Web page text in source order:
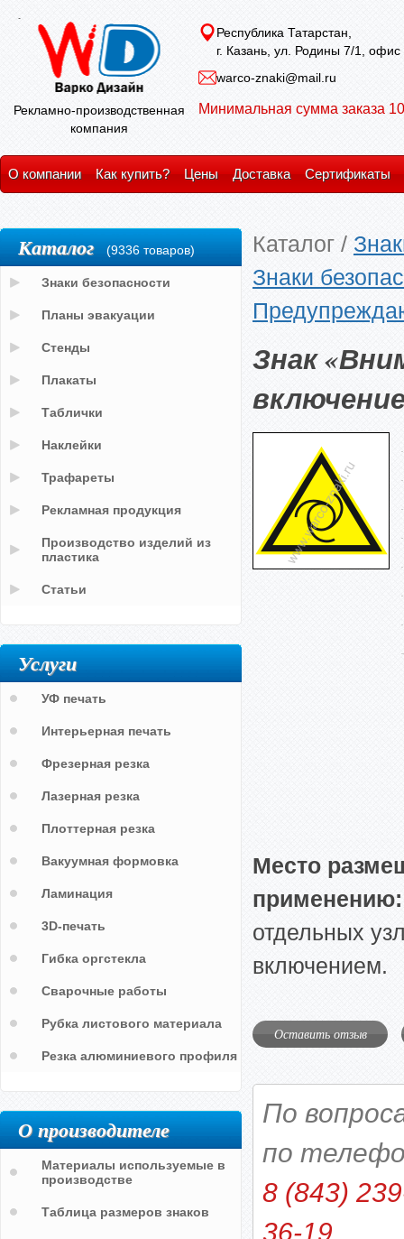
Рекламно-производственная
компания
Республика Татарстан,
г. Казань, ул. Родины 7/1, офис
warco-znaki@mail.ru
Минимальная сумма заказа
О компании Как купить? Цены Доставка Сертификаты
Каталог /
Знаки
Знак
Место
применению:
отдельных
включением.
Оставить отзыв
По
по
8 (843)
36-19
Каталог (9336 товаров)
Знаки безопасности
Планы эвакуации
Стенды
Плакаты
Таблички
Наклейки
Трафареты
Рекламная продукция
Производство изделий из
пластика
Статьи
Услуги
УФ печать
Интерьерная печать
Фрезерная резка
Лазерная резка
Плоттерная резка
Вакуумная формовка
Ламинация
3D-печать
Гибка оргстекла
Сварочные работы
Рубка листового материала
Резка алюминиевого профиля
О производителе
Материалы используемые в
производстве
Таблица размеров знаков